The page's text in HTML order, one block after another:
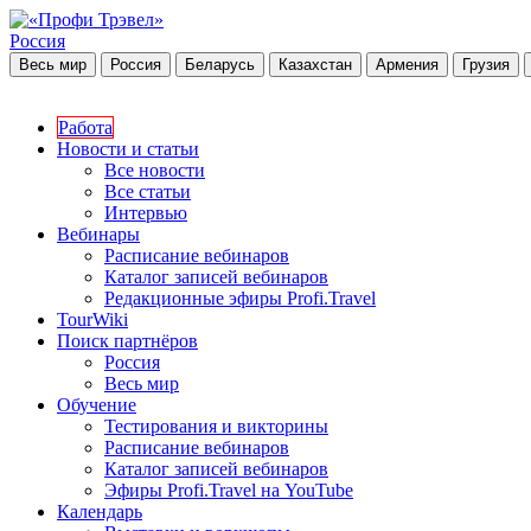
Россия
Весь мир Россия Беларусь Казахстан Армения Грузия
Работа
Новости и статьи
Все новости
Все статьи
Интервью
Вебинары
Расписание вебинаров
Каталог записей вебинаров
Редакционные эфиры Profi.Travel
TourWiki
Поиск партнёров
Россия
Весь мир
Обучение
Тестирования и викторины
Расписание вебинаров
Каталог записей вебинаров
Эфиры Profi.Travel на YouTube
Календарь